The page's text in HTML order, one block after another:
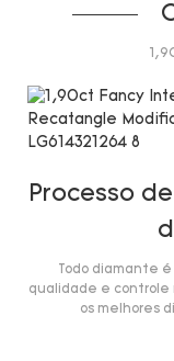
Processo
Todo diamante
qualidade e controle
os melhores